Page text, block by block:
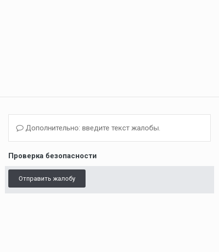
Дополнительно: введите текст жалобы.
Проверка безопасности
Отправить жалобу